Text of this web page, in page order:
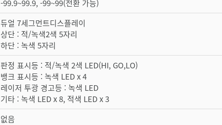
-99.9~99.9, -99~99(전환 가능)
듀얼 7세그먼트디스플레이
상단 : 적/녹색2색 5자리
하단 : 녹색 5자리
판정 표시등 : 적/녹색 2색 LED(HI, GO,LO)
뱅크 표시등 : 녹색 LED x 4
레이저 투광 경고등 : 녹색 LED
기타 : 녹색 LED x 8, 적색 LED x 3
없음